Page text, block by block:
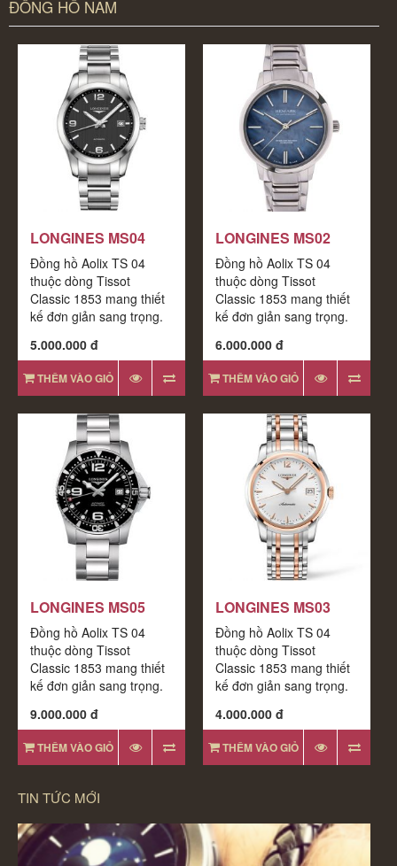
ĐỒNG HỒ NAM
LONGINES MS04
Đồng hồ Aolix TS 04
thuộc dòng Tissot
Classic 1853 mang thiết
kế đơn giản sang trọng.
khẩu chính hãng
5.000.000 đ
THÊM VÀO GIỎ
LONGINES MS02
Đồng hồ Aolix TS 04
thuộc dòng Tissot
Classic 1853 mang thiết
kế đơn giản sang trọng.
khẩu chính hãng
6.000.000 đ
THÊM VÀO GIỎ
LONGINES MS05
Đồng hồ Aolix TS 04
thuộc dòng Tissot
Classic 1853 mang thiết
kế đơn giản sang trọng.
khẩu chính hãng
9.000.000 đ
THÊM VÀO GIỎ
LONGINES MS03
Đồng hồ Aolix TS 04
thuộc dòng Tissot
Classic 1853 mang thiết
kế đơn giản sang trọng.
khẩu chính hãng
4.000.000 đ
THÊM VÀO GIỎ
TIN TỨC MỚI